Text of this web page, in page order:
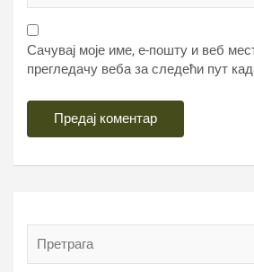
Сачувај моје име, е-пошту и веб
прегледачу веба за следећи пут